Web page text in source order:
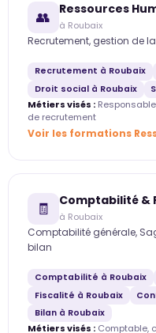
👥 Ressources
à Roubaix
Recrutement, gestion de
Recrutement à Roubaix
Droit social à Roubaix
Métiers visés :
de recrutement
Voir les formations
🧾 Comptabilité &
à Roubaix
Comptabilité générale,
bilan
Comptabilité à Roubaix
Fiscalité à Roubaix
Bilan à Roubaix
Métiers visés : Comptable,